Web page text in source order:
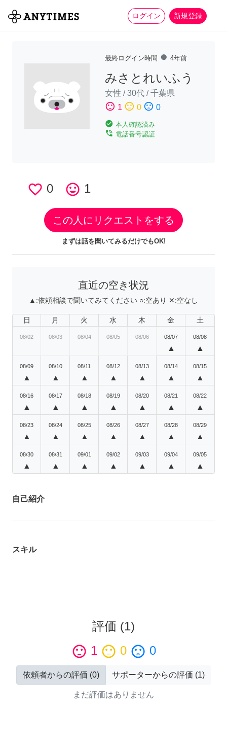
ログイン 新規登録
全て 家事 more_horiz
最終ログイン時間 fiber_manual_record 4年前
みさとれいふう
女性 /30代 /千葉県
sentiment_satisfied 1 sentiment_neutral 0 sentiment_dissatisfied 0
check_circle 本人確認済み
phone_in_talk 電話番号認証
favorite_border 0 tag_faces 1
この人にリクエストをする
まずは話を聞いてみるだけでもOK!
直近の空き状況
▲:依頼相談で聞いてみてください ○:空あり ✕:空なし
日 月 火 水 木 金 土
08/02 08/03 08/04 08/05 08/06 08/07
▲
08/08
▲
08/09
▲
08/10
▲
08/11
▲
08/12
▲
08/13
▲
08/14
▲
08/15
▲
08/16
▲
08/17
▲
08/18
▲
08/19
▲
08/20
▲
08/21
▲
08/22
▲
08/23
▲
08/24
▲
08/25
▲
08/26
▲
08/27
▲
08/28
▲
08/29
▲
08/30
▲
08/31
▲
09/01
▲
09/02
▲
09/03
▲
09/04
▲
09/05
▲
自己紹介
スキル
評価 (1)
sentiment_satisfied 1 sentiment_neutral 0 sentiment_dissatisfied 0
依頼者からの評価 (0) サポーターからの評価 (1)
まだ評価はありません